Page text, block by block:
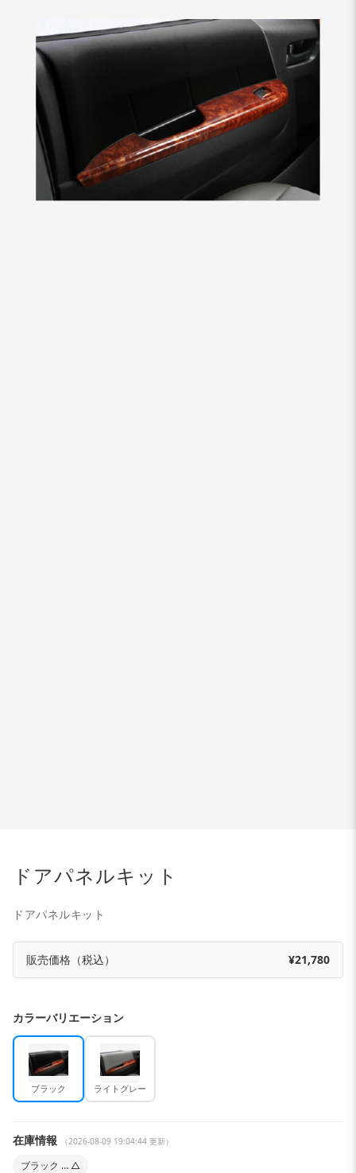
ドアパネルキット
ドアパネルキット
販売価格（税込） ¥21,780
カラーバリエーション
ブラック ライトグレー
在庫情報 （2026-08-09 19:04:44 更新）
ブラック … △